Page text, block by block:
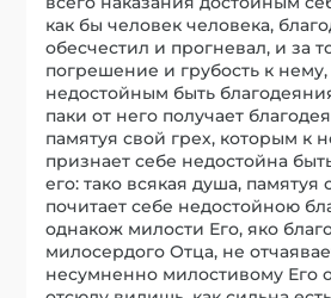
как бы человек человека,
обесчестил и прогневал, и за
погрешение и грубость к нему,
недостойным быть
паки от него получает
памятуя свой грех, которым к
признает себе недостойна
его: тако всякая душа, памятуя
почитает себе недостойною
однакож милости Его, яко
милосердого Отца, не
несумненно милостивому Его